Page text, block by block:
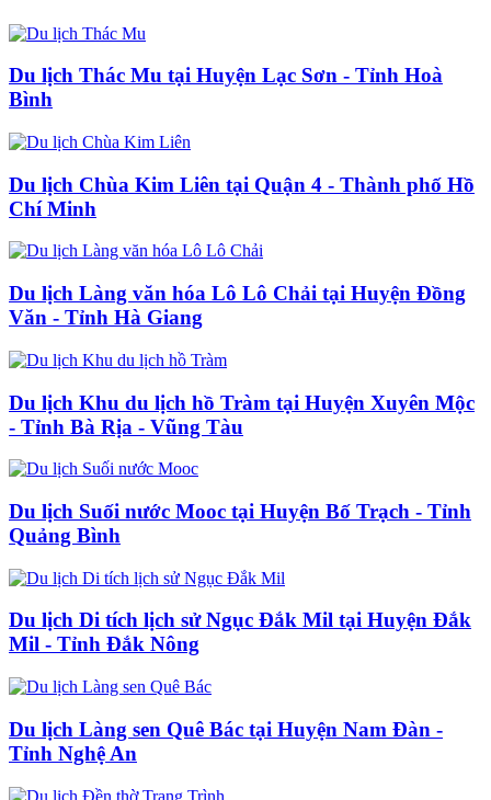
Du lịch Thác Mu tại Huyện Lạc Sơn - Tỉnh Hoà
Bình
Du lịch Chùa Kim Liên tại Quận 4 - Thành phố Hồ
Chí Minh
Du lịch Làng văn hóa Lô Lô Chải tại Huyện Đồng
Văn - Tỉnh Hà Giang
Du lịch Khu du lịch hồ Tràm tại Huyện Xuyên Mộc
- Tỉnh Bà Rịa - Vũng Tàu
Du lịch Suối nước Mooc tại Huyện Bố Trạch - Tỉnh
Quảng Bình
Du lịch Di tích lịch sử Ngục Đắk Mil tại Huyện Đắk
Mil - Tỉnh Đắk Nông
Du lịch Làng sen Quê Bác tại Huyện Nam Đàn -
Tỉnh Nghệ An